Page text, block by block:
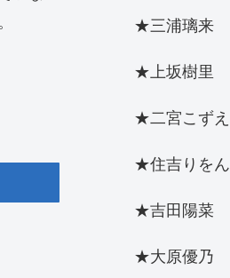
★三浦璃来
★上坂樹里
★二宮こずえ
★住吉りをん
★吉田陽菜
★大原優乃